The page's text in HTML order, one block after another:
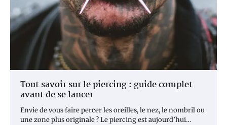
Tout savoir sur le piercing : guide complet
avant de se lancer
Envie de vous faire percer les oreilles, le nez, le nombril ou
une zone plus originale ? Le piercing est aujourd’hui…